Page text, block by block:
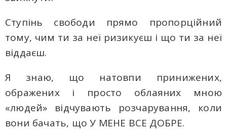
Ступінь свободи прямо пропорційний
тому, чим ти за неї ризикуєш і що ти за неї
віддаєш.
Я знаю, що натовпи принижених,
ображених і просто облаяних мною
«людей» відчувають розчарування, коли
вони бачать, що У МЕНЕ ВСЕ ДОБРЕ.